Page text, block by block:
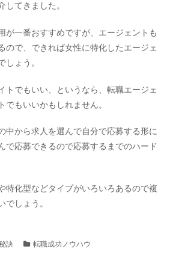
してきました。
が一番おすすめですが、エージェントも
ので、できれば女性に特化したエージェ
しょう。
トでもいい、というなら、転職エージェ
でもいいかもしれません。
中から求人を選んで自分で応募する形に
で応募できるので応募するまでのハード
特化型などタイプがいろいろあるので複
でしょう。
訣 転職成功ノウハウ